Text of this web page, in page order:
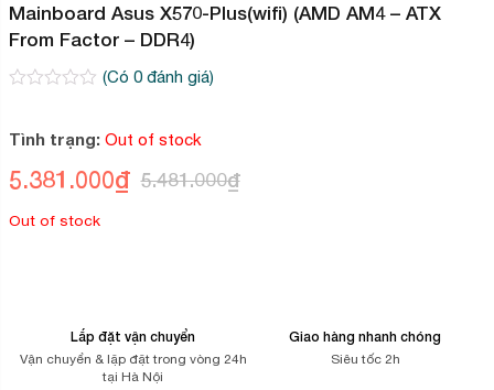
Mainboard Asus X570-Plus(wifi) (AMD AM4 – ATX
From Factor – DDR4)
5
trên
đánh
(Có 0đánh giá)
Tình trạng: Out of stock
5.481.000₫
5.381.000₫
Out of stock
Lắp đặt vận chuyển
Vận chuyển & lặp đặt trong vòng 24h
tại Hà Nội
Giao hàng nhanh chóng
Siêu tốc 2h